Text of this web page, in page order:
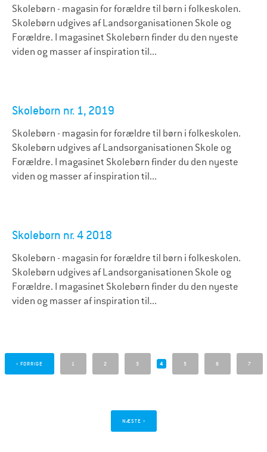
Skolebørn - magasin for forældre til børn i folkeskolen.
Skolebørn udgives af Landsorganisationen Skole og
Forældre. I magasinet Skolebørn finder du den nyeste
viden og masser af inspiration til...
Skolebørn nr. 1, 2019
Skolebørn - magasin for forældre til børn i folkeskolen.
Skolebørn udgives af Landsorganisationen Skole og
Forældre. I magasinet Skolebørn finder du den nyeste
viden og masser af inspiration til...
Skolebørn nr. 4 2018
Skolebørn - magasin for forældre til børn i folkeskolen.
Skolebørn udgives af Landsorganisationen Skole og
Forældre. I magasinet Skolebørn finder du den nyeste
viden og masser af inspiration til...
d
‹ FORRIGE 1 2 3 4 5 6 7
NÆSTE ›